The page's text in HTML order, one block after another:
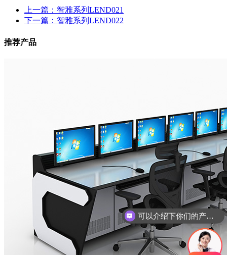
上一篇： 智雅系列LEND021
下一篇： 智雅系列LEND022
推荐产品
你们是怎么收费的呢